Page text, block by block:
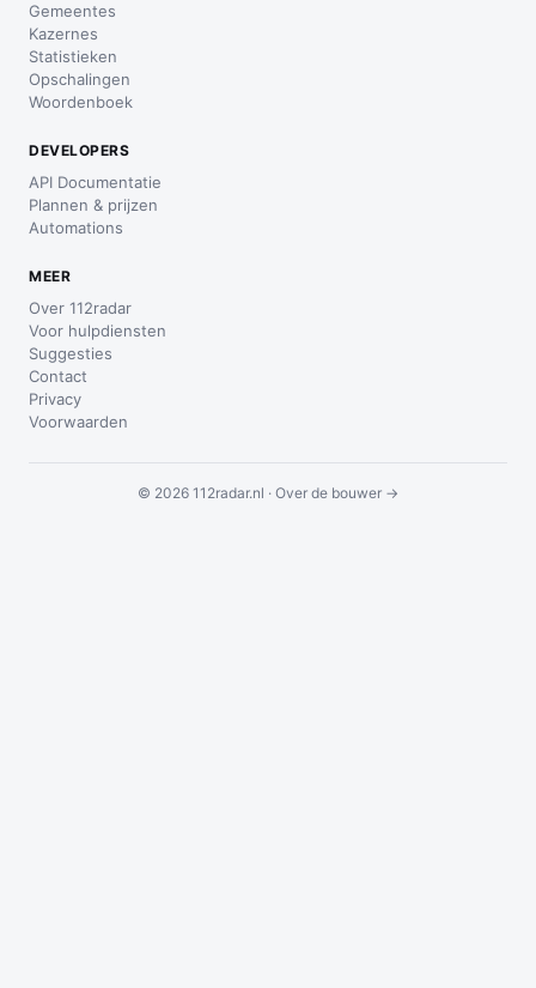
Gemeentes
Kazernes
Statistieken
Opschalingen
Woordenboek
DEVELOPERS
API Documentatie
Plannen & prijzen
Automations
MEER
Over 112radar
Voor hulpdiensten
Suggesties
Contact
Privacy
Voorwaarden
© 2026 112radar.nl · Over de bouwer →